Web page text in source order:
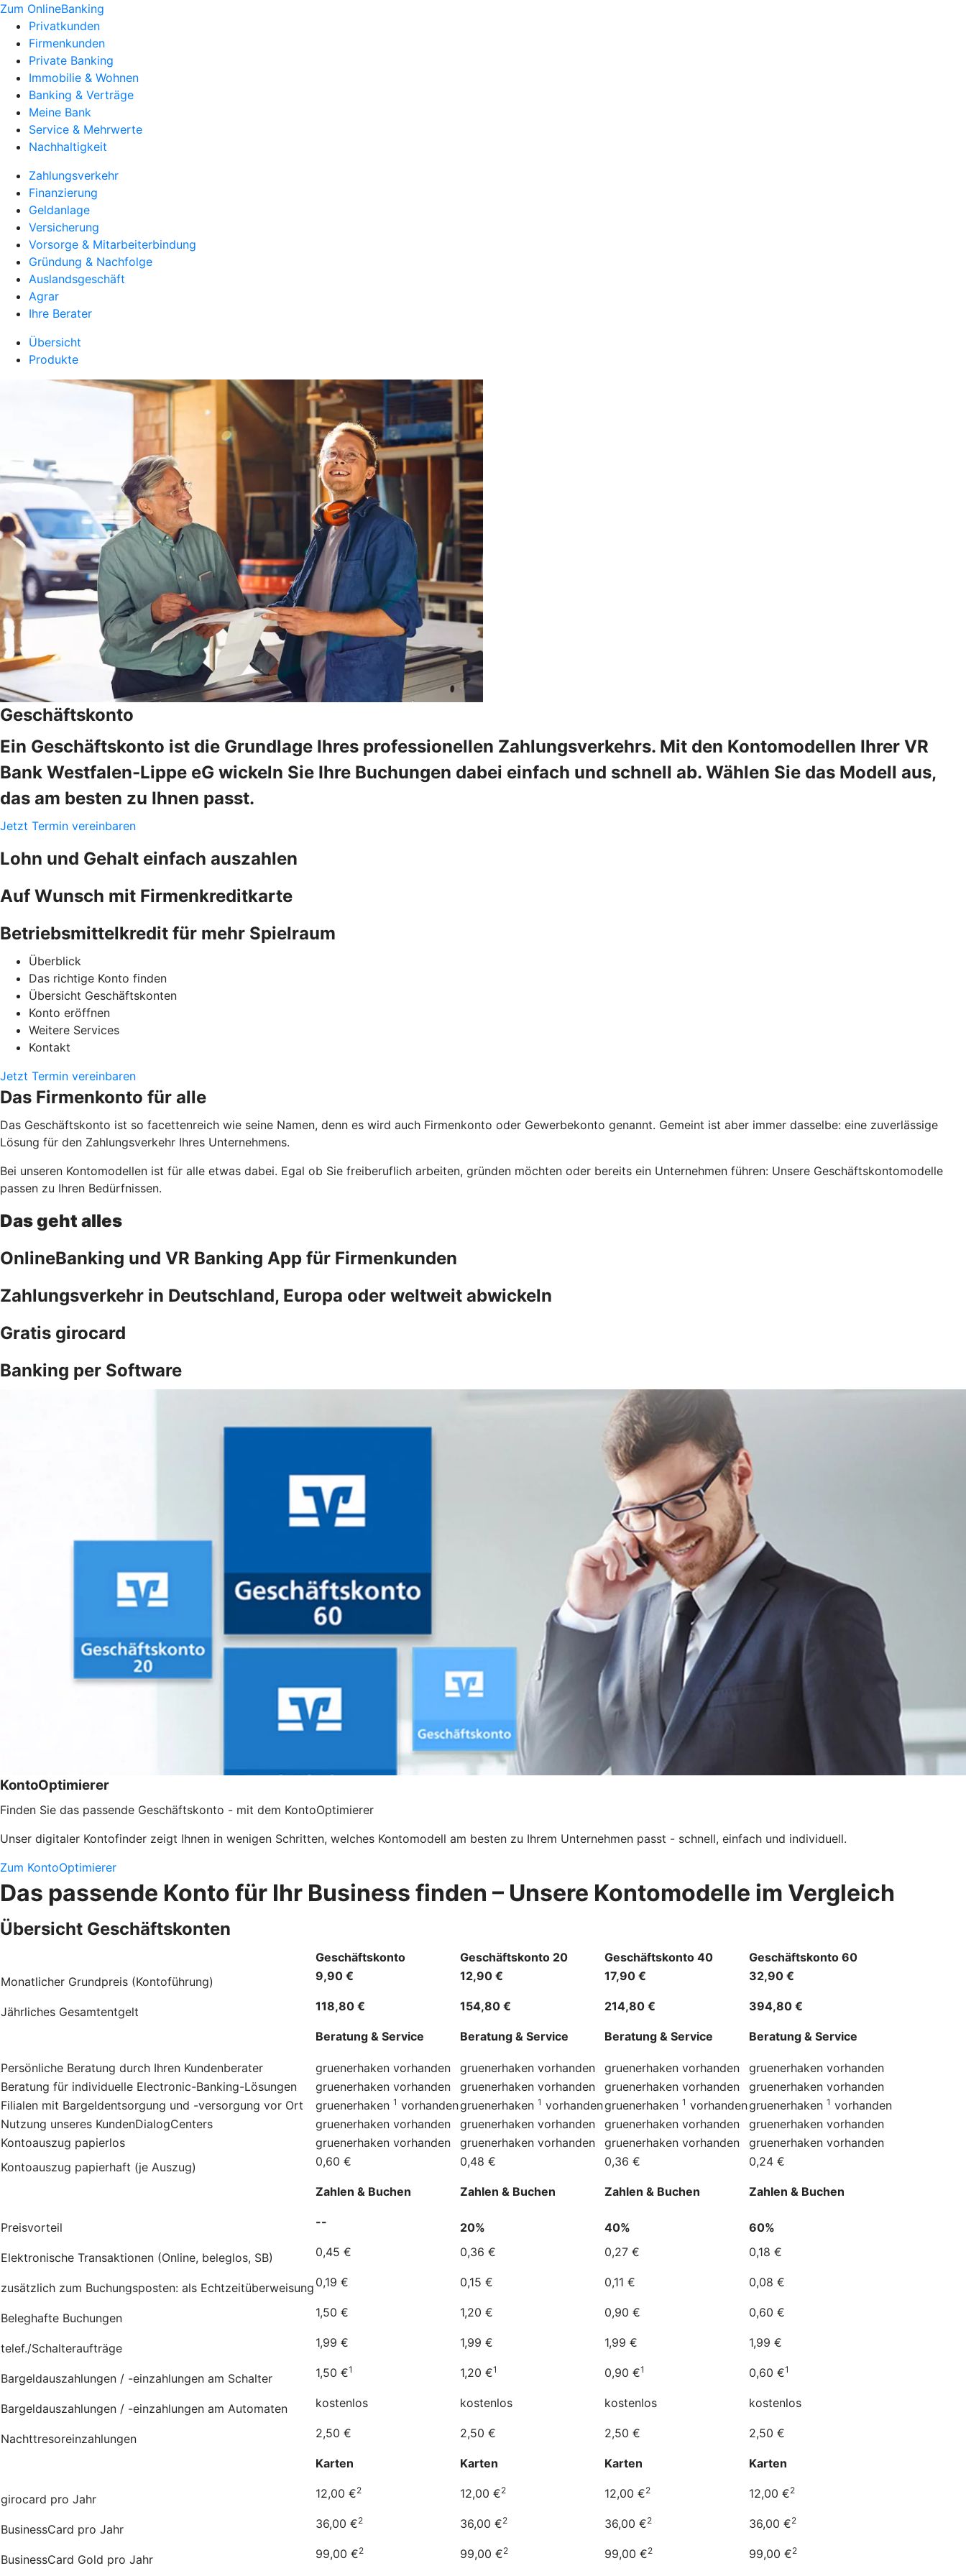
Zum OnlineBanking
Privatkunden
Firmenkunden
Private Banking
Immobilie & Wohnen
Banking & Verträge
Meine Bank
Service & Mehrwerte
Nachhaltigkeit
Zahlungsverkehr
Finanzierung
Geldanlage
Versicherung
Vorsorge & Mitarbeiterbindung
Gründung & Nachfolge
Auslandsgeschäft
Agrar
Ihre Berater
Übersicht
Produkte
Geschäftskonto
Ein Geschäftskonto ist die Grundlage Ihres professionellen Zahlungsverkehrs. Mit den Kontomodellen Ihrer VR
Bank Westfalen-Lippe eG wickeln Sie Ihre Buchungen dabei einfach und schnell ab. Wählen Sie das Modell aus,
das am besten zu Ihnen passt.
Jetzt Termin vereinbaren
Lohn und Gehalt einfach auszahlen
Auf Wunsch mit Firmenkreditkarte
Betriebsmittelkredit für mehr Spielraum
Überblick
Das richtige Konto finden
Übersicht Geschäftskonten
Konto eröffnen
Weitere Services
Kontakt
Jetzt Termin vereinbaren
Das Firmenkonto für alle
Das Geschäftskonto ist so facettenreich wie seine Namen, denn es wird auch Firmenkonto oder Gewerbekonto genannt. Gemeint ist aber immer dasselbe: eine zuverlässige
Lösung für den Zahlungsverkehr Ihres Unternehmens.
Bei unseren Kontomodellen ist für alle etwas dabei. Egal ob Sie freiberuflich arbeiten, gründen möchten oder bereits ein Unternehmen führen: Unsere Geschäftskontomodelle
passen zu Ihren Bedürfnissen.
Das geht alles
OnlineBanking und VR Banking App für Firmenkunden
Zahlungsverkehr in Deutschland, Europa oder weltweit abwickeln
Gratis girocard
Banking per Software
KontoOptimierer
Finden Sie das passende Geschäftskonto - mit dem KontoOptimierer
Unser digitaler Kontofinder zeigt Ihnen in wenigen Schritten, welches Kontomodell am besten zu Ihrem Unternehmen passt - schnell, einfach und individuell.
Zum KontoOptimierer
Das passende Konto für Ihr Business finden – Unsere Kontomodelle im Vergleich
Übersicht Geschäftskonten
Geschäftskonto Geschäftskonto 20 Geschäftskonto 40
Geschäftskonto 60
Monatlicher Grundpreis (Kontoführung)
9,90 € 12,90 € 17,90 € 32,90 €
Jährliches Gesamtentgelt 118,80 € 154,80 € 214,80 € 394,80 €
Beratung & Service Beratung & Service Beratung & Service Beratung & Service
Persönliche Beratung durch Ihren Kundenberater gruenerhaken vorhanden gruenerhaken vorhanden gruenerhaken vorhanden gruenerhaken vorhanden
Beratung für individuelle Electronic-Banking-Lösungen
gruenerhaken vorhanden gruenerhaken vorhanden gruenerhaken vorhanden gruenerhaken vorhanden
Filialen mit Bargeldentsorgung und -versorgung vor Ort
gruenerhaken 1 vorhandengruenerhaken 1 vorhandengruenerhaken 1 vorhandengruenerhaken 1 vorhanden
Nutzung unseres KundenDialogCenters
gruenerhaken vorhanden gruenerhaken vorhanden gruenerhaken vorhanden gruenerhaken vorhanden
Kontoauszug papierlos
gruenerhaken vorhanden gruenerhaken vorhanden gruenerhaken vorhanden gruenerhaken vorhanden
Kontoauszug papierhaft (je Auszug)
0,60 € 0,48 € 0,36 € 0,24 €
Zahlen & Buchen Zahlen & Buchen Zahlen & Buchen Zahlen & Buchen
Preisvorteil -- 20% 40% 60%
Elektronische Transaktionen (Online, beleglos, SB) 0,45 € 0,36 € 0,27 € 0,18 €
zusätzlich zum Buchungsposten: als Echtzeitüberweisung 0,19 € 0,15 € 0,11 € 0,08 €
Beleghafte Buchungen 1,50 € 1,20 € 0,90 € 0,60 €
telef./Schalteraufträge 1,99 € 1,99 € 1,99 € 1,99 €
Bargeldauszahlungen / -einzahlungen am Schalter 1,50 €1 1,20 €1 0,90 €1 0,60 €1
Bargeldauszahlungen / -einzahlungen am Automaten kostenlos kostenlos kostenlos kostenlos
Nachttresoreinzahlungen 2,50 € 2,50 € 2,50 € 2,50 €
Karten Karten Karten Karten
girocard pro Jahr 12,00 €2 12,00 €2 12,00 €2 12,00 €2
BusinessCard pro Jahr 36,00 €2 36,00 €2 36,00 €2 36,00 €2
BusinessCard Gold pro Jahr 99,00 €2 99,00 €2 99,00 €2 99,00 €2